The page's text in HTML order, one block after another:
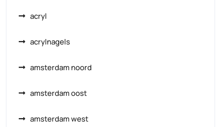
acryl
acrylnagels
amsterdam noord
amsterdam oost
amsterdam west